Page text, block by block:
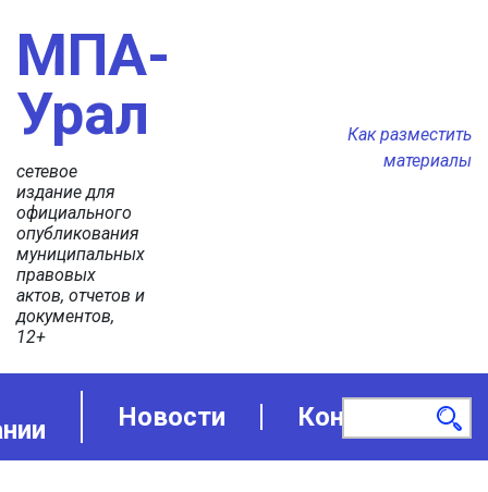
МПА-
Урал
сетевое
издание для
официального
опубликования
муниципальных
правовых
актов, отчетов и
документов,
12+
Как разместить
материалы
Новости Контакты